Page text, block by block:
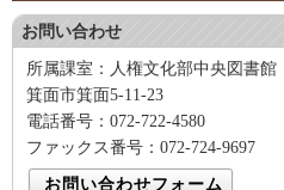
お問い合わせ
所属課室：人権文化部中央図書館
箕面市箕面5-11-23
電話番号：072-722-4580
ファックス番号：072-724-9697